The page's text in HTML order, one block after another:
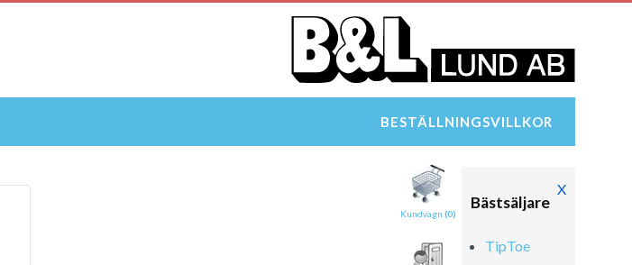
BESTÄLLNINGSVILLKOR
Kundvagn (0)
Bästsäljare
X
TipToe